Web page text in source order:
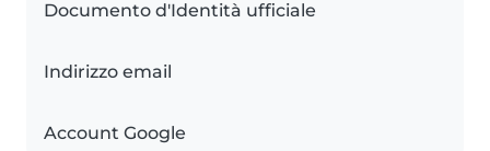
Documento d'Identità ufficiale
Indirizzo email
Account Google